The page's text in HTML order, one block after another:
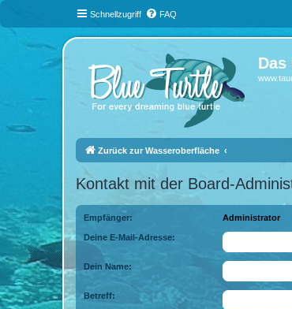
Schnellzugriff FAQ
Das
Zurück zur Wasseroberfläche
Kontakt mit der Board-
Empfänger: Administrator
Deine E-Mail-Adresse:
Dein Name:
Betreff: